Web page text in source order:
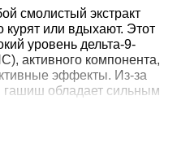
смолистый экстракт
курят или вдыхают. Этот
уровень дельта-9-
активного компонента,
эффекты. Из-за
гашиш обладает сильным